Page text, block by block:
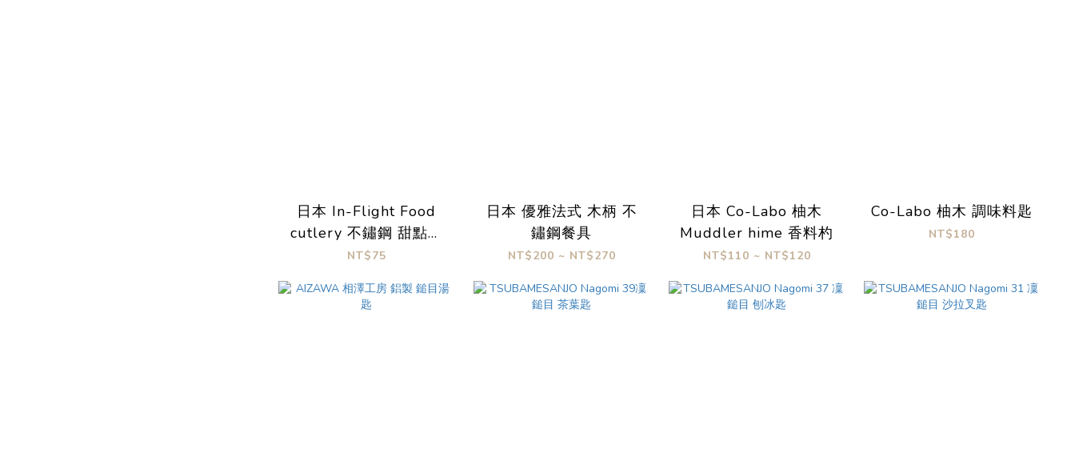
日本 In-Flight Food
cutlery 不鏽鋼 甜點叉
匙
NT$75
日本 優雅法式 木柄 不
鏽鋼餐具
NT$200 ~ NT$270
日本 Co-Labo 柚木
Muddler hime 香料杓
NT$110 ~ NT$120
Co-Labo 柚木 調味料匙
NT$180